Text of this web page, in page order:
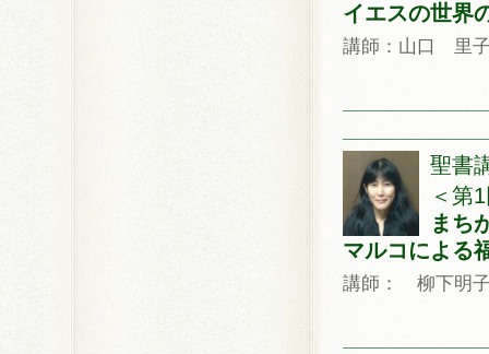
イエスの世界
講師：山口 里
聖書
＜第
まち
マルコによる
講師： 柳下明